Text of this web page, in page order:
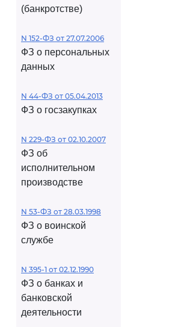
(банкротстве)
N 152-ФЗ от 27.07.2006
ФЗ о персональных
данных
N 44-ФЗ от 05.04.2013
ФЗ о госзакупках
N 229-ФЗ от 02.10.2007
ФЗ об
исполнительном
производстве
N 53-ФЗ от 28.03.1998
ФЗ о воинской
службе
N 395-1 от 02.12.1990
ФЗ о банках и
банковской
деятельности